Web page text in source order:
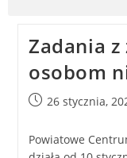
Zadania
osobom
26 stycznia,
Powiatowe